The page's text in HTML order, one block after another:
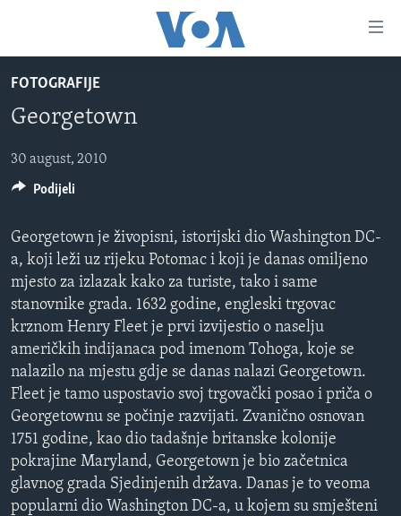
glavni
sadržaj
na
navigaciju
na
pretragu
TV PROGRAM
VIDEO
FOTOGRAFIJE DANA
VIJESTI
BOSNA I HERCEGOVINA
SVIJET
SPECIJALNI PROJEKTI
KORUPCIJA
SLOBODA MEDIJA
ŽENSKA STRANA
IZBJEGLIČKA STRANA
MAGAZIN
O GLASU AMERIKE
Learning English
FOTOGRAFIJE
Georgetown
30 august, 2010
Georgetown je živopisni, istorijski dio Washington DC-
a, koji leži uz rijeku Potomac i koji je danas omiljeno
mjesto za izlazak kako za turiste, tako i same
stanovnike grada. 1632 godine, engleski trgovac
krznom Henry Fleet je prvi izvijestio o naselju
američkih indijanaca pod imenom Tohoga, koje se
nalazilo na mjestu gdje se danas nalazi Georgetown.
Fleet je tamo uspostavio svoj trgovački posao i priča o
Georgetownu se počinje razvijati. Zvanično osnovan
1751 godine, kao dio tadašnje britanske kolonije
pokrajine Maryland, Georgetown je bio začetnica
glavnog grada Sjedinjenih država. Danas je to veoma
popularni dio Washington DC-a, u kojem su smješteni
Podijeli